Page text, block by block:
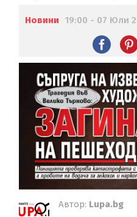
Новини 19:00 - 07 Юли
Автор: Lupa.bg